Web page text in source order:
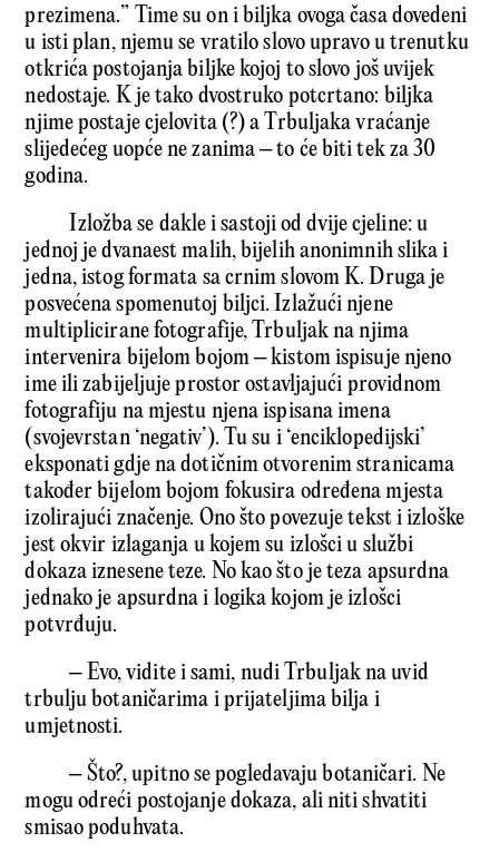
prezimena.” Time su on i biljka ovoga časa dovedeni
u isti plan, njemu se vratilo slovo upravo u trenutku
otkrića postojanja biljke kojoj to slovo još uvijek
nedostaje. K je tako dvostruko potcrtano: biljka
njime postaje cjelovita (?) a Trbuljaka vraćanje
slijedećeg uopće ne zanima – to će biti tek za 30
godina.
Izložba se dakle i sastoji od dvije cjeline: u
jednoj je dvanaest malih, bijelih anonimnih slika i
jedna, istog formata sa crnim slovom K. Druga je
posvećena spomenutoj biljci. Izlažući njene
multiplicirane fotografije, Trbuljak na njima
intervenira bijelom bojom – kistom ispisuje njeno
ime ili zabijeljuje prostor ostavljajući providnom
fotografiju na mjestu njena ispisana imena
(svojevrstan ‘negativ’). Tu su i ‘enciklopedijski’
eksponati gdje na dotičnim otvorenim stranicama
također bijelom bojom fokusira određena mjesta
izolirajući značenje. Ono što povezuje tekst i izloške
jest okvir izlaganja u kojem su izlošci u službi
dokaza iznesene teze. No kao što je teza apsurdna
jednako je apsurdna i logika kojom je izlošci
potvrđuju.
– Evo, vidite i sami, nudi Trbuljak na uvid
trbulju botaničarima i prijateljima bilja i
umjetnosti.
– Što?, upitno se pogledavaju botaničari. Ne
mogu odreći postojanje dokaza, ali niti shvatiti
smisao poduhvata.